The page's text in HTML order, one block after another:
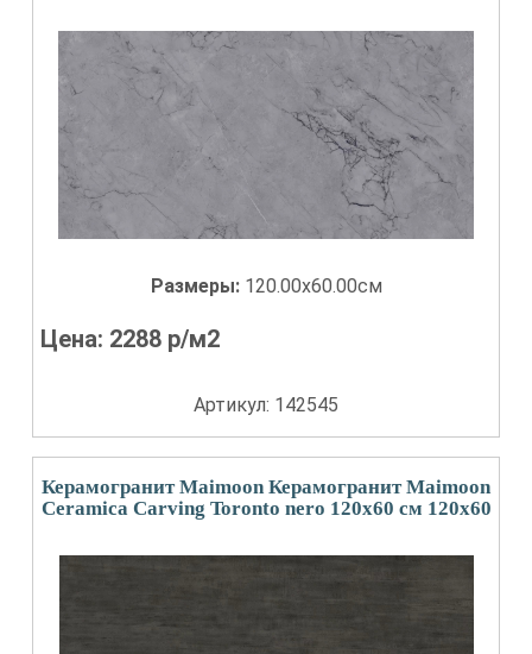
Размеры: 120.00x60.00см
Цена: 2288 р/м2
Артикул: 142545
Керамогранит Maimoon Керамогранит Maimoon
Ceramica Carving Toronto nero 120х60 см 120x60